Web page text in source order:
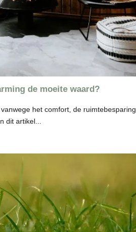
de moeite waard?
het comfort, de ruimtebesparing
dit artikel...